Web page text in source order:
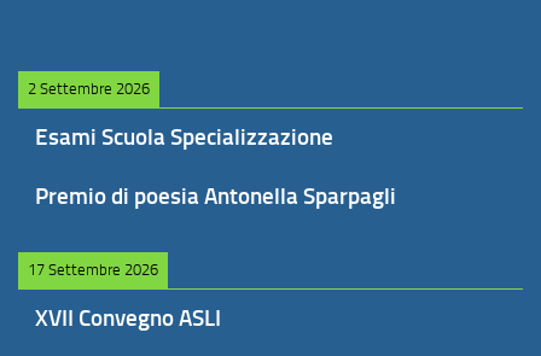
2 Settembre 2026
Esami Scuola Specializzazione
Premio di poesia Antonella Sparpagli
17 Settembre 2026
XVII Convegno ASLI